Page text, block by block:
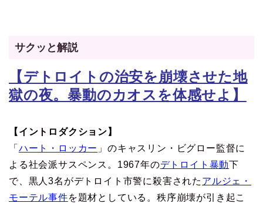
サクッと解説
【デトロイトの治安を崩壊させた地
獄の夜。暴動のカオスを体感せよ】
【イントロダクション】
「 ハート・ロッカー 」のキャスリン・ビグロー監督に
よる社会派サスペンス。1967年のデトロイト暴動下
で、黒人3名がデトロイト市警に殺害された アルジェ・
モーテル事件を題材としている。秩序崩壊が引き起こ